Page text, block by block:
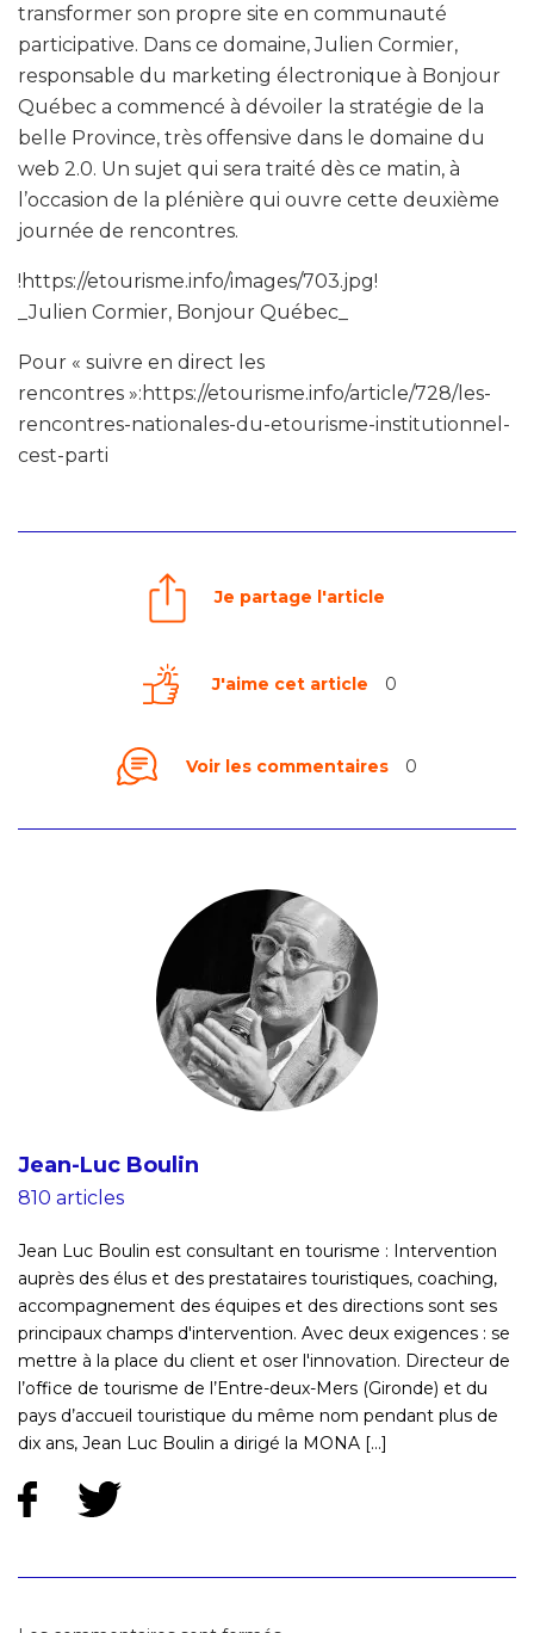
transformer son propre site en communauté
participative. Dans ce domaine, Julien Cormier,
responsable du marketing électronique à Bonjour
Québec a commencé à dévoiler la stratégie de la
belle Province, très offensive dans le domaine du
web 2.0. Un sujet qui sera traité dès ce matin, à
l’occasion de la plénière qui ouvre cette deuxième
journée de rencontres.
!https://etourisme.info/images/703.jpg!
_Julien Cormier, Bonjour Québec_
Pour « suivre en direct les
rencontres »:https://etourisme.info/article/728/les-
rencontres-nationales-du-etourisme-institutionnel-
cest-parti
Je partage l'article
J'aime cet article 0
Voir les commentaires 0
Jean-Luc Boulin
810 articles
Jean Luc Boulin est consultant en tourisme : Intervention
auprès des élus et des prestataires touristiques, coaching,
accompagnement des équipes et des directions sont ses
principaux champs d'intervention. Avec deux exigences : se
mettre à la place du client et oser l'innovation. Directeur de
l’office de tourisme de l’Entre-deux-Mers (Gironde) et du
pays d’accueil touristique du même nom pendant plus de
dix ans, Jean Luc Boulin a dirigé la MONA [...]